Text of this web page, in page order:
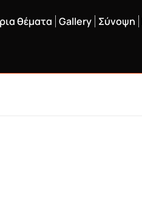
θέματα Gallery Σύνοψη